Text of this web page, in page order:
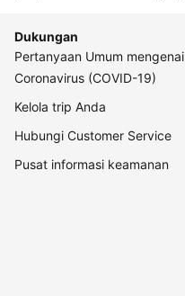
Dukungan
Pertanyaan Umum mengenai
Coronavirus (COVID-19)
Kelola trip Anda
Hubungi Customer Service
Pusat informasi keamanan